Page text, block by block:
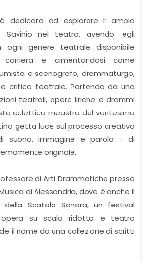
dedicata ad esplorare l’ ampio
Savinio nel teatro, avendo. egli
ogni genere teatrale disponibile
e cimentandosi come
e scenografo, drammaturgo,
critico teatrale. Partendo da una
teatrali, opere liriche e drammi
eclettico meastro del ventesimo
getta luce sul processo creativo
suono, immagine e parola - di
originale.
di Arti Drammatiche presso
di Alessandria, dove è anche il
Scatola Sonora, un festival
opera su scala ridotta e teatro
il nome da una collezione di scritti